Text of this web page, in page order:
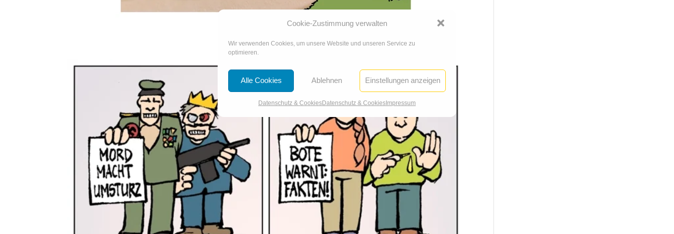
Cookie-Zustimmung verwalten
Wir verwenden Cookies, um unsere Website und unseren Service zu
optimieren.
Alle Cookies Ablehnen Einstellungen anzeigen
Datenschutz & CookiesDatenschutz & CookiesImpressum
Reichsbürger-Razzia